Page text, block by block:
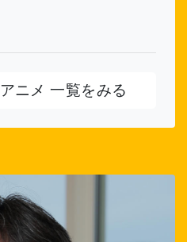
ニメ 一覧をみる